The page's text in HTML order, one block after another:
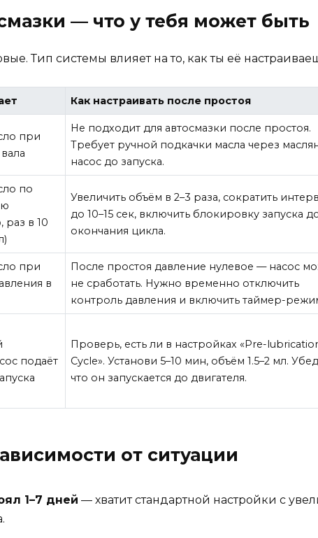
— что у тебя может быть
Тип системы влияет на то, как ты её
Как настраивать после простоя
при
Не подходит для автосмазки после простоя.
Требует ручной подкачки масла через
насос до запуска.
по
раз в 10
Увеличить объём в 2–3 раза, сократить
до 10–15 сек, включить блокировку запуска
окончания цикла.
при
в
После простоя давление нулевое — насос
не сработать. Нужно временно отключить
контроль давления и включить таймер-
подаёт
Проверь, есть ли в настройках «Pre-
Cycle». Установи 5–10 мин, объём 1.5–2 мл.
что он запускается до двигателя.
от ситуации
1–7 дней — хватит стандартной настройки с